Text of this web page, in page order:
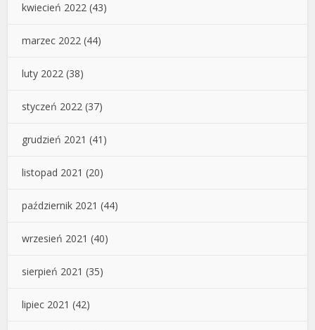
kwiecień 2022 (43)
marzec 2022 (44)
luty 2022 (38)
styczeń 2022 (37)
grudzień 2021 (41)
listopad 2021 (20)
październik 2021 (44)
wrzesień 2021 (40)
sierpień 2021 (35)
lipiec 2021 (42)